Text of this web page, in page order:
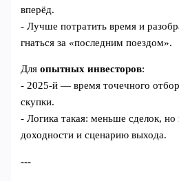
вперёд.
- Лучше потратить время и
гнаться за «последним поездом».
Дляопытных инвесторов:
- 2025‑й — время точечного
скупки.
- Логика такая: меньше сделок,
доходности и сценарию выхода.
---